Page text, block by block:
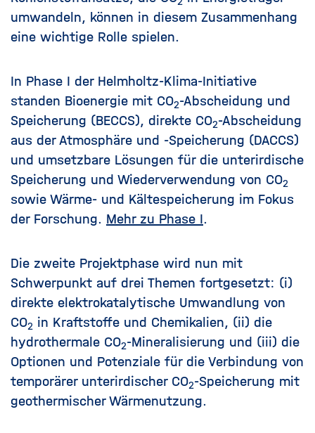
umwandeln, können in diesem Zusammenhang
eine wichtige Rolle spielen.
In Phase I der Helmholtz-Klima-Initiative
standen Bioenergie mit CO2-Abscheidung und
Speicherung (BECCS), direkte CO2-Abscheidung
aus der Atmosphäre und -Speicherung (DACCS)
und umsetzbare Lösungen für die unterirdische
Speicherung und Wiederverwendung von CO2
sowie Wärme- und Kältespeicherung im Fokus
der Forschung. Mehr zu Phase I.
Die zweite Projektphase wird nun mit
Schwerpunkt auf drei Themen fortgesetzt: (i)
direkte elektrokatalytische Umwandlung von
CO2 in Kraftstoffe und Chemikalien, (ii) die
hydrothermale CO2-Mineralisierung und (iii) die
Optionen und Potenziale für die Verbindung von
temporärer unterirdischer CO2-Speicherung mit
geothermischer Wärmenutzung.